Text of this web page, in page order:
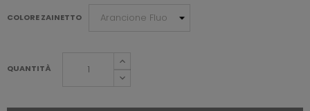
COLORE ZAINETTO
QUANTITÀ